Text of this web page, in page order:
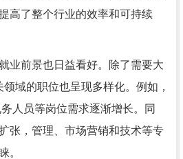
高了整个行业的效率和可持续
业前景也日益看好。除了需要大
域的职位也呈现多样化。例如，
人员等岗位需求逐渐增长。同
张，管理、市场营销和技术等专
。